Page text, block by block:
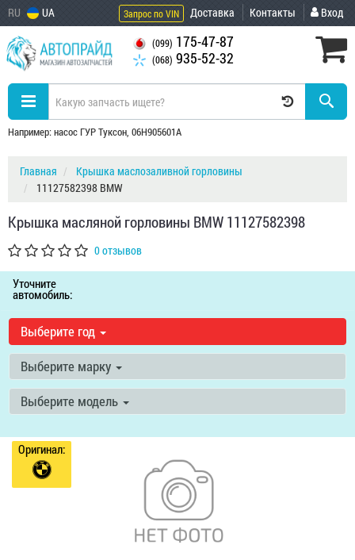
RU UA Запрос по VIN Доставка Контакты Вход
(099) 175-47-87
(068) 935-52-32
Например: насос ГУР Туксон, 06H905601A
Главная
Крышка маслозаливной горловины
11127582398 BMW
Крышка масляной горловины BMW 11127582398
0 отзывов
Уточните
автомобиль:
Выберите год
Выберите марку
Выберите модель
Оригинал: